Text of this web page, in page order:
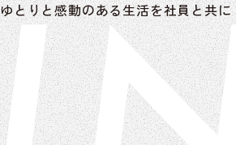
ゆとりと感動のある生活を社員と共に